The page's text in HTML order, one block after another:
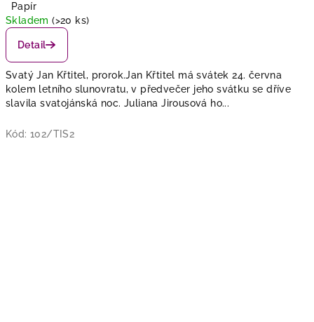
Papír
Skladem(>20 ks)
Detail
Svatý Jan Křtitel, prorok.Jan Křtitel má svátek 24. června
kolem letního slunovratu, v předvečer jeho svátku se dříve
slavila svatojánská noc. Juliana Jirousová ho...
Kód: 102/TIS2